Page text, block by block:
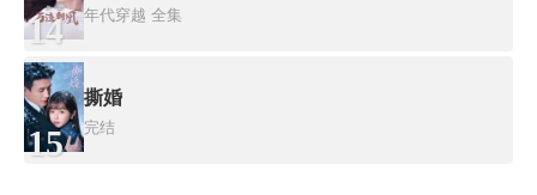
14 年代穿越 全集
15
撕婚
完结